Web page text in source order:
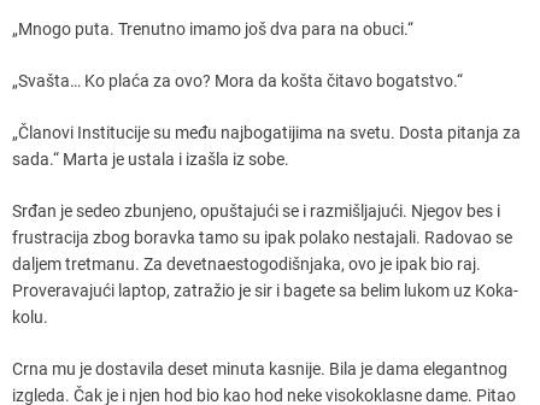
„Mnogo puta. Trenutno imamo još dva para na obuci.“
„Svašta… Ko plaća za ovo? Mora da košta čitavo bogatstvo.“
„Članovi Institucije su među najbogatijima na svetu. Dosta pitanja za
sada.“ Marta je ustala i izašla iz sobe.
Srđan je sedeo zbunjeno, opuštajući se i razmišljajući. Njegov bes i
frustracija zbog boravka tamo su ipak polako nestajali. Radovao se
daljem tretmanu. Za devetnaestogodišnjaka, ovo je ipak bio raj.
Proveravajući laptop, zatražio je sir i bagete sa belim lukom uz Koka-
kolu.
Crna mu je dostavila deset minuta kasnije. Bila je dama elegantnog
izgleda. Čak je i njen hod bio kao hod neke visokoklasne dame. Pitao